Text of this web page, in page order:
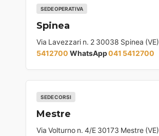
SEDE OPERATIVA
Spinea
Via Lavezzari n. 2 30038 Spinea (VE)
5412700 WhatsApp041 5412700
SEDE CORSI
Mestre
Via Volturno n. 4/E 30173 Mestre (VE)